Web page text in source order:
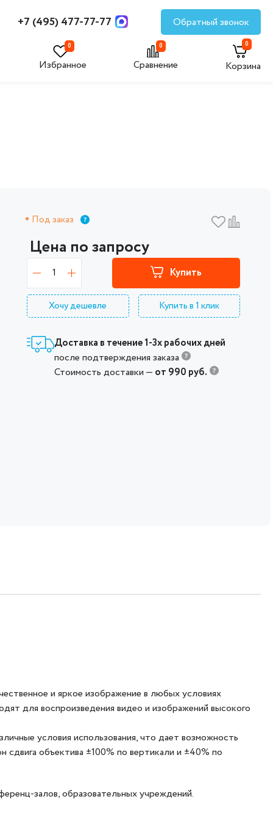
+7 (495) 477-77-77 Обратный звонок
0
Избранное
0
Сравнение
0
Корзина
Под заказ
Цена по запросу
1 Купить
Хочу дешевле Купить в 1 клик
Доставка в течение 1-3х рабочих дней
после подтверждения заказа
Стоимость доставки — от 990 руб.
и яркое изображение в любых условиях
для воспроизведения видео и изображений высокого
условия использования, что дает возможность
сдвига объектива ±100% по вертикали и ±40% по
залов, образовательных учреждений.